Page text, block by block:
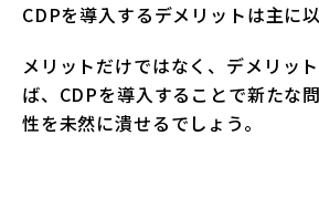
CDPを導入するデメリットは主に
メリットだけではなく、デメリッ
ば、CDPを導入することで新たな
性を未然に潰せるでしょう。